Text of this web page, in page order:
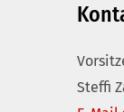
Steffi